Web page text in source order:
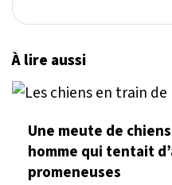
À lire aussi
Une meute de
homme qui tentait
promeneuses